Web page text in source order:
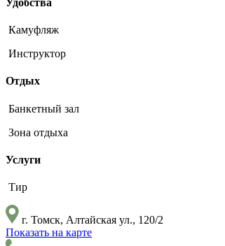
Камуфляж
Инструктор
Отдых
Банкетный зал
Зона отдыха
Услуги
Тир
г. Томск, Алтайская ул., 120/2
Показать на карте